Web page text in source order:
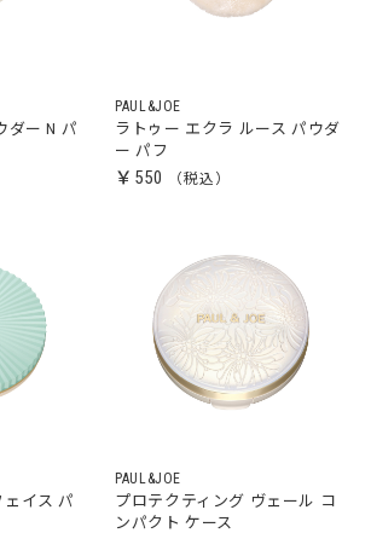
ダー N パ
PAUL&JOE
ラトゥー エクラ ルース パウダ
ー パフ
￥550
イス パ
PAUL&JOE
プロテクティング ヴェール コ
ンパクト ケース